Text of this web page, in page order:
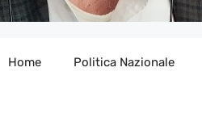
Home Politica Nazionale